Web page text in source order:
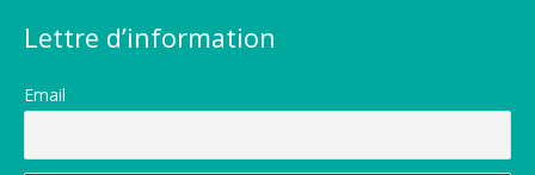
Lettre d’information
Email